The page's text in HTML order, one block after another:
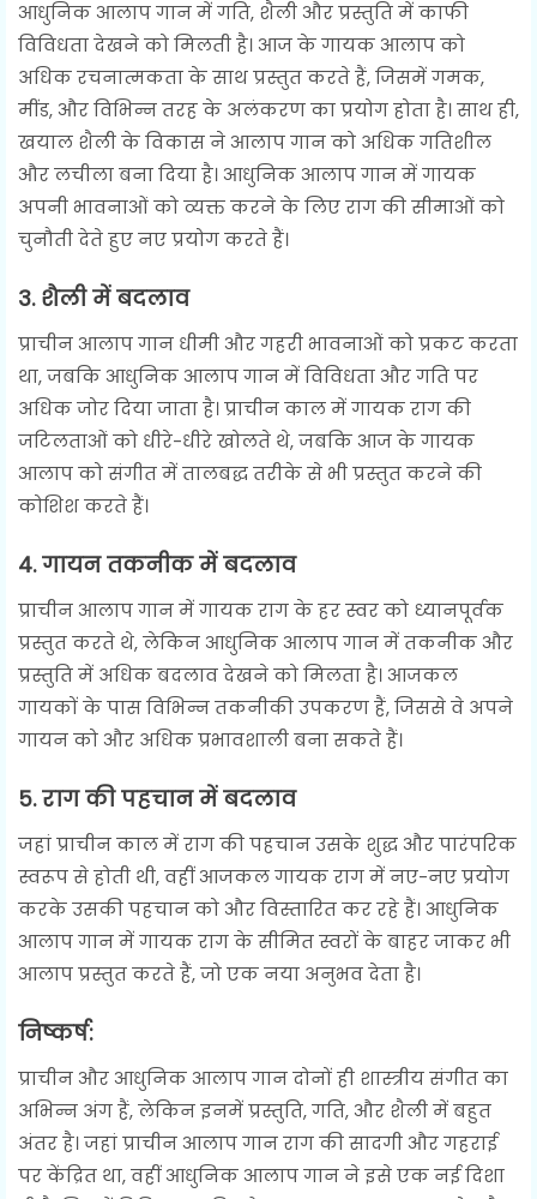
आधुनिक आलाप गान में गति, शैली और प्रस्तुति में काफी
विविधता देखने को मिलती है। आज के गायक आलाप को
अधिक रचनात्मकता के साथ प्रस्तुत करते हैं, जिसमें गमक,
मींड, और विभिन्न तरह के अलंकरण का प्रयोग होता है। साथ ही,
खयाल शैली के विकास ने आलाप गान को अधिक गतिशील
और लचीला बना दिया है। आधुनिक आलाप गान में गायक
अपनी भावनाओं को व्यक्त करने के लिए राग की सीमाओं को
चुनौती देते हुए नए प्रयोग करते हैं।
3. शैली में बदलाव
प्राचीन आलाप गान धीमी और गहरी भावनाओं को प्रकट करता
था, जबकि आधुनिक आलाप गान में विविधता और गति पर
अधिक जोर दिया जाता है। प्राचीन काल में गायक राग की
जटिलताओं को धीरे-धीरे खोलते थे, जबकि आज के गायक
आलाप को संगीत में तालबद्ध तरीके से भी प्रस्तुत करने की
कोशिश करते हैं।
4.गायन तकनीक में बदलाव
प्राचीन आलाप गान में गायक राग के हर स्वर को ध्यानपूर्वक
प्रस्तुत करते थे, लेकिन आधुनिक आलाप गान में तकनीक और
प्रस्तुति में अधिक बदलाव देखने को मिलता है। आजकल
गायकों के पास विभिन्न तकनीकी उपकरण हैं, जिससे वे अपने
गायन को और अधिक प्रभावशाली बना सकते हैं।
5.राग की पहचान में बदलाव
जहां प्राचीन काल में राग की पहचान उसके शुद्ध और पारंपरिक
स्वरूप से होती थी, वहीं आजकल गायक राग में नए-नए प्रयोग
करके उसकी पहचान को और विस्तारित कर रहे हैं। आधुनिक
आलाप गान में गायक राग के सीमित स्वरों के बाहर जाकर भी
आलाप प्रस्तुत करते हैं, जो एक नया अनुभव देता है।
निष्कर्ष:
प्राचीन और आधुनिक आलाप गान दोनों ही शास्त्रीय संगीत का
अभिन्न अंग हैं, लेकिन इनमें प्रस्तुति, गति, और शैली में बहुत
अंतर है। जहां प्राचीन आलाप गान राग की सादगी और गहराई
पर केंद्रित था, वहीं आधुनिक आलाप गान ने इसे एक नई दिशा